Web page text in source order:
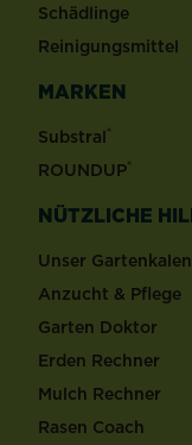
Schädlinge
Reinigungsmittel
MARKEN
Substral®
ROUNDUP®
NÜTZLICHE
Unser
Anzucht & Pflege
Garten Doktor
Erden Rechner
Mulch Rechner
Rasen Coach